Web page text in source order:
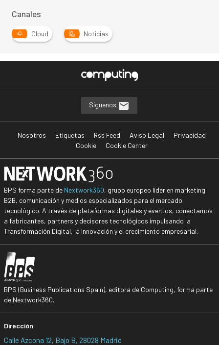
Canales
Cloud Noticias
Síguenos
Nosotros Etiquetas Rss Feed Aviso Legal
Privacidad
Cookie
Cookie Center
BPS forma parte de Nextwork360, grupo europeo líder en marketing
B2B, comunicación y medios especializados para el mercado
tecnológico. A través de plataformas digitales y eventos, conectamos
a fabricantes, partners y decisores tecnológicos impulsando la
Transformación Digital, la Innovación y el crecimiento empresarial.
BPS (Business Publications Spain), editora de Computing, forma parte
de Nextwork360.
Dirección
Calle Azcona 12, Bajo B, 28028 Madrid